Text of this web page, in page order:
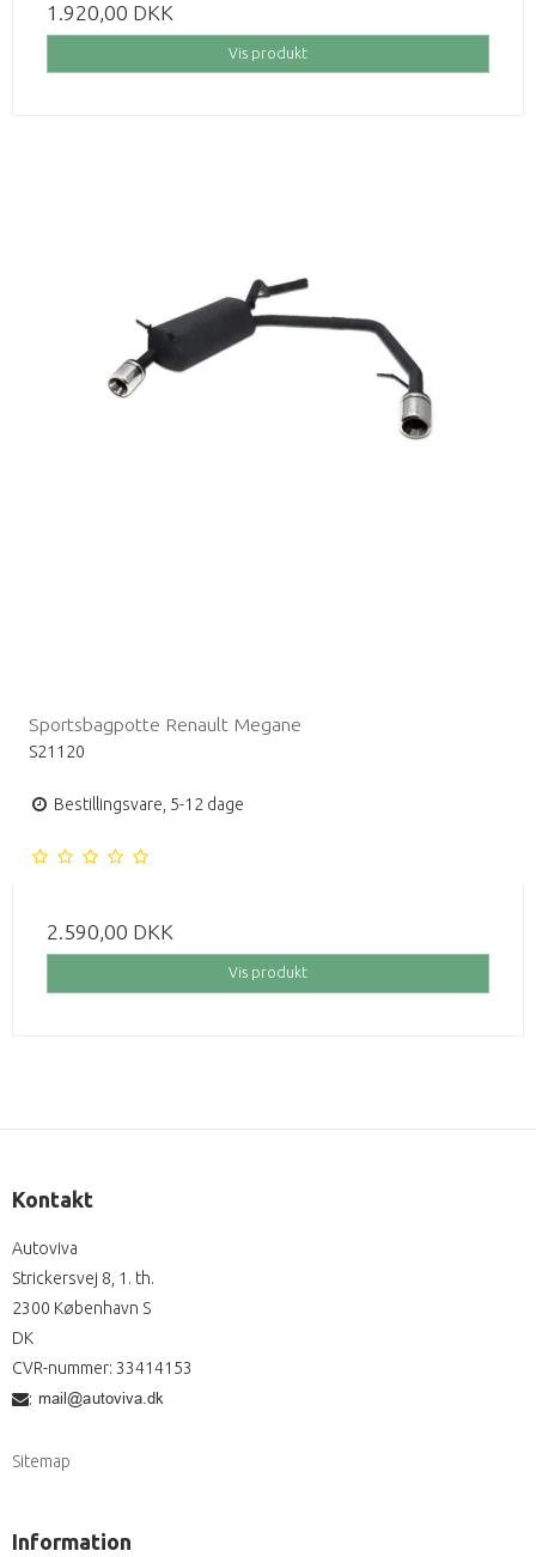
1.920,00 DKK
Vis produkt
Sportsbagpotte Renault Megane
S21120
Bestillingsvare, 5-12 dage
2.590,00 DKK
Vis produkt
Kontakt
Autoviva
Strickersvej 8, 1. th.
2300 København S
DK
CVR-nummer: 33414153
:
Sitemap
Information